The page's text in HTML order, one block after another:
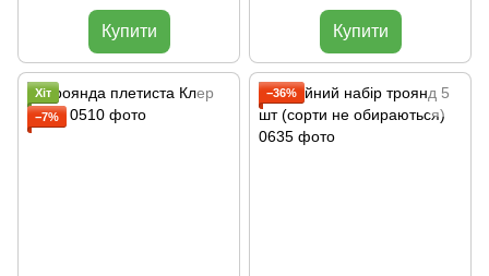
Купити Купити
Хіт
−7%
−36%